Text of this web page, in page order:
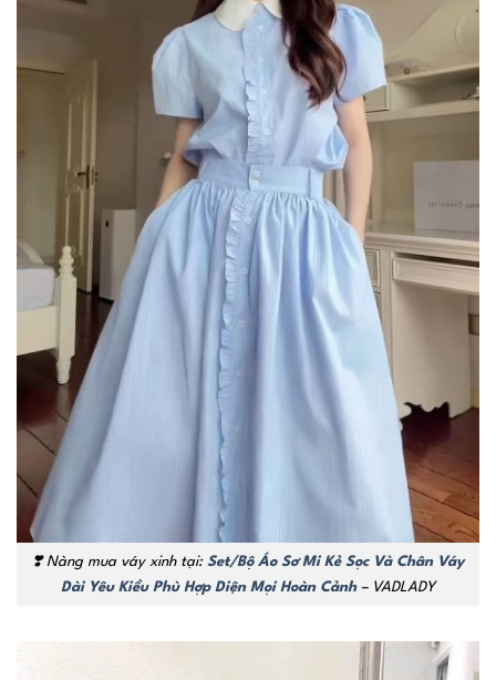
❣️ Nàng mua váy xinh tại: Set/Bộ Áo Sơ Mi Kẻ Sọc Và Chân Váy
Dài Yêu Kiều Phù Hợp Diện Mọi Hoàn Cảnh– VADLADY